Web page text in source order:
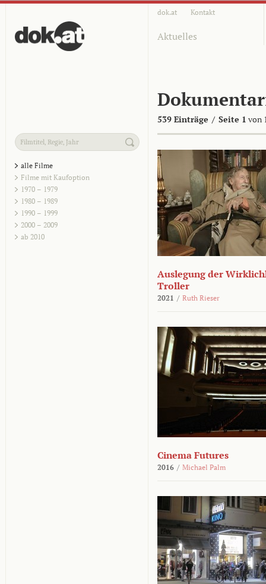
dok.at Kontakt
Aktuelles
539 Einträge / Seite 1 von
alle Filme
Filme mit Kaufoption
1970 – 1979
1980 – 1989
1990 – 1999
2000 – 2009
ab 2010
Auslegung der
Troller
2021 / Ruth Rieser
Cinema Futures
2016 / Michael Palm